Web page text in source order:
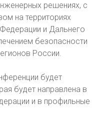
решениях, с
на территориях
и Дальнего
безопасности
России.
будет
будет направлена в
и в профильные